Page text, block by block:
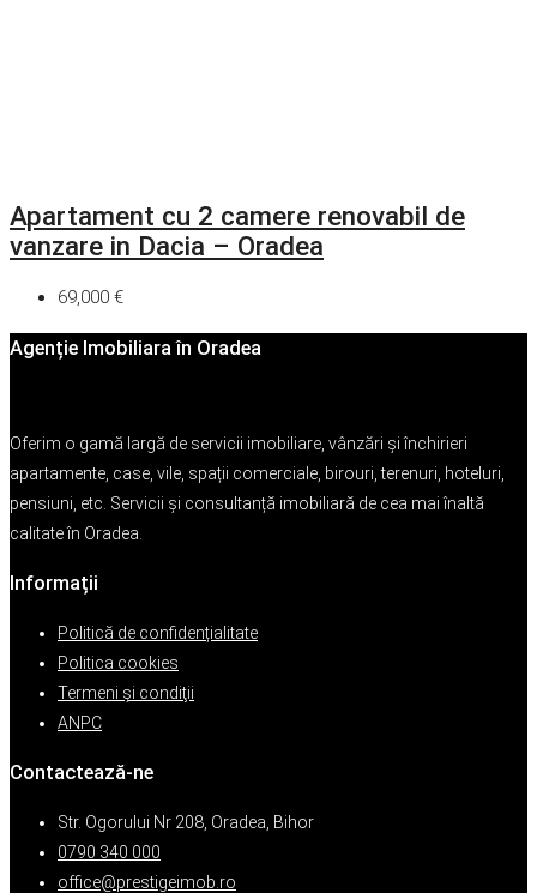
Apartament cu 2 camere renovabil de
vanzare in Dacia – Oradea
69,000 €
Agenție Imobiliara în Oradea
Oferim o gamă largă de servicii imobiliare, vânzări și închirieri
apartamente, case, vile, spații comerciale, birouri, terenuri, hoteluri,
pensiuni, etc. Servicii și consultanță imobiliară de cea mai înaltă
calitate în Oradea.
Informații
Politică de confidențialitate
Politica cookies
Termeni şi condiţii
ANPC
Contactează-ne
Str. Ogorului Nr 208, Oradea, Bihor
0790 340 000
office@prestigeimob.ro